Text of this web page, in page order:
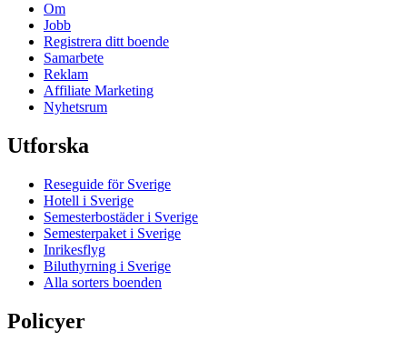
Om
Jobb
Registrera ditt boende
Samarbete
Reklam
Affiliate Marketing
Nyhetsrum
Utforska
Reseguide för Sverige
Hotell i Sverige
Semesterbostäder i Sverige
Semesterpaket i Sverige
Inrikesflyg
Biluthyrning i Sverige
Alla sorters boenden
Policyer